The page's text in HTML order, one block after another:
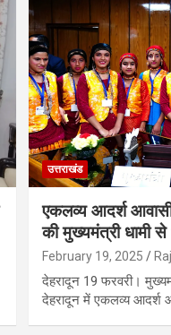
उत्तराखंड
एकलव्य आदर्श आवासीय
की मुख्यमंत्री धामी
February 19, 2025
देहरादून 19 फरवरी।
देहरादून में एकलव्य आदर्श